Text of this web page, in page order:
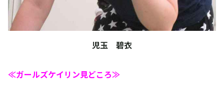
児玉 碧衣
≪ガールズケイリン見どころ≫